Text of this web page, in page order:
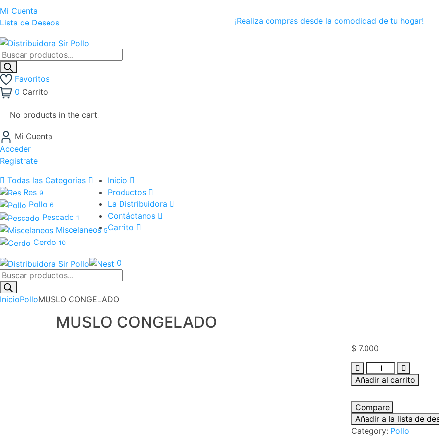
Mi Cuenta
Lista de Deseos
¡Realiza compras desde la comodidad de tu hogar!
Favoritos
0 Carrito
No products in the cart.
Mi Cuenta
Acceder
Registrate
Todas las Categorias
Res 9
Pollo 6
Pescado 1
Miscelaneos 5
Cerdo 10
Inicio
Productos
La Distribuidora
Contáctanos
Carrito
0
InicioPolloMUSLO CONGELADO
MUSLO CONGELADO
$ 7.000
Añadir al carrito
Compare
Añadir a la lista de
Category: Pollo